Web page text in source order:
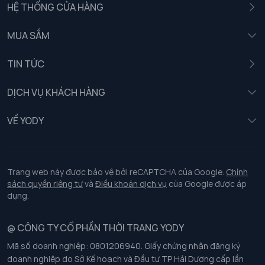
HỆ THỐNG CỬA HÀNG
MUA SẮM
TIN TỨC
DỊCH VỤ KHÁCH HÀNG
Chính sách khách hàng thân thiết
Chính sách bảo vệ dữ liệu cá nhân
Chính sách thanh toán, giao nhận
Chính sách chất lượng và an toàn sức khoẻ nghề nghiệp
Chính sách đơn đồng phục
VỀ YODY
Tuyển dụng
Trang web này được bảo vệ bởi reCAPTCHA của Google. Chính
sách quyền riêng tưvà Điều khoản dịch vụ của Google được áp
dụng.
@ CÔNG TY CỔ PHẦN THỜI TRANG YODY
Mã số doanh nghiệp: 0801206940. Giấy chứng nhận đăng ký
doanh nghiệp do Sở Kế hoạch và Đầu tư TP Hải Dương cấp lần